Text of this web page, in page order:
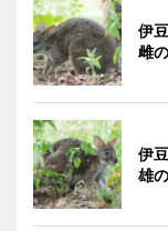
伊
雌
伊
雄